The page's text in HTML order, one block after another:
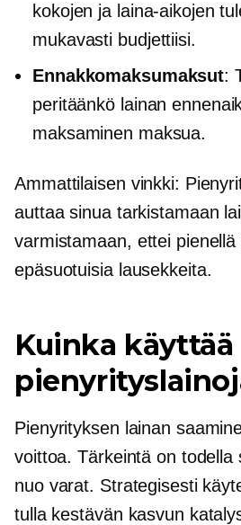
kokojen ja laina-aikojen
mukavasti budjettiisi.
Ennakkomaksumaksut:
peritäänkö lainan
maksaminen maksua.
Ammattilaisen vinkki:
auttaa sinua tarkistamaan
varmistamaan, ettei pienellä
epäsuotuisia lausekkeita.
Kuinka käyttää
Pienyrityksen lainan
voittoa. Tärkeintä on todella
nuo varat. Strategisesti
tulla kestävän kasvun